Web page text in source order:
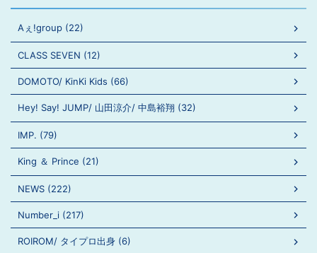
Aぇ!group (22)
CLASS SEVEN (12)
DOMOTO/ KinKi Kids (66)
Hey! Say! JUMP/ 山田涼介/ 中島裕翔 (32)
IMP. (79)
King ＆ Prince (21)
NEWS (222)
Number_i (217)
ROIROM/ タイプロ出身 (6)